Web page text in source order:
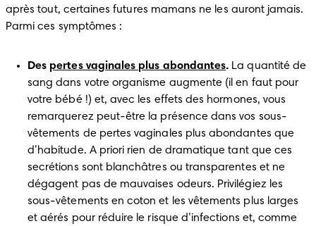
après tout, certaines futures mamans ne les auront jamais.
Parmi ces symptômes :
Des pertes vaginales plus abondantes. La quantité de
sang dans votre organisme augmente (il en faut pour
votre bébé !) et, avec les effets des hormones, vous
remarquerez peut-être la présence dans vos sous-
vêtements de pertes vaginales plus abondantes que
d’habitude. A priori rien de dramatique tant que ces
secrétions sont blanchâtres ou transparentes et ne
dégagent pas de mauvaises odeurs. Privilégiez les
sous-vêtements en coton et les vêtements plus larges
et aérés pour réduire le risque d’infections et, comme